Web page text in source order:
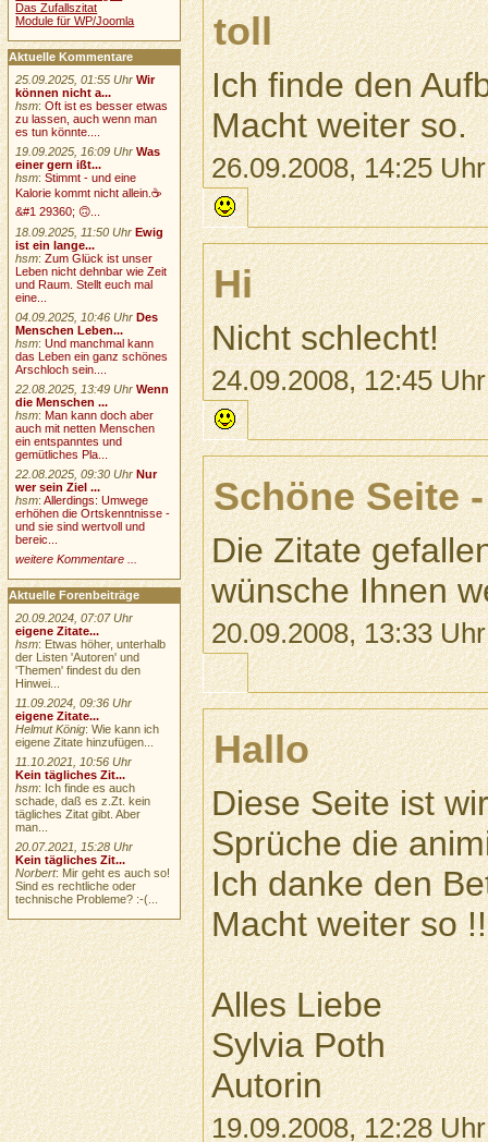
toll
Ich finde den
Macht weiter so.
26.09.2008, 14:25 Uhr
Hi
Nicht schlecht!
24.09.2008, 12:45 Uhr
Schöne Seite
Die Zitate
wünsche Ihnen
20.09.2008, 13:33 Uhr
Hallo
Diese Seite ist
Sprüche die
Ich danke den
Macht weiter so !!
Alles Liebe
Sylvia Poth
Autorin
19.09.2008, 12:28 Uhr
Das Zufallszitat
Module für WP/Joomla
Aktuelle Kommentare
25.09.2025, 01:55 Uhr Wir
können nicht a...
hsm:Oft ist es besser etwas
zu lassen, auch wenn man
es tun könnte....
19.09.2025, 16:09 Uhr Was
einer gern ißt...
hsm:Stimmt - und eine
Kalorie kommt nicht allein.☕
&#1 29360; 🙃...
18.09.2025, 11:50 Uhr Ewig
ist ein lange...
hsm:Zum Glück ist unser
Leben nicht dehnbar wie Zeit
und Raum. Stellt euch mal
eine...
04.09.2025, 10:46 Uhr Des
Menschen Leben...
hsm:Und manchmal kann
das Leben ein ganz schönes
Arschloch sein....
22.08.2025, 13:49 Uhr Wenn
die Menschen ...
hsm:Man kann doch aber
auch mit netten Menschen
ein entspanntes und
gemütliches Pla...
22.08.2025, 09:30 Uhr Nur
wer sein Ziel ...
hsm:Allerdings: Umwege
erhöhen die Ortskenntnisse -
und sie sind wertvoll und
bereic...
weitere Kommentare ...
Aktuelle Forenbeiträge
20.09.2024, 07:07 Uhr
eigene Zitate...
hsm: Etwas höher, unterhalb
der Listen 'Autoren' und
'Themen' findest du den
Hinwei...
11.09.2024, 09:36 Uhr
eigene Zitate...
Helmut König: Wie kann ich
eigene Zitate hinzufügen...
11.10.2021, 10:56 Uhr
Kein tägliches Zit...
hsm: Ich finde es auch
schade, daß es z.Zt. kein
tägliches Zitat gibt. Aber
man...
20.07.2021, 15:28 Uhr
Kein tägliches Zit...
Norbert: Mir geht es auch so!
Sind es rechtliche oder
technische Probleme? :-(...